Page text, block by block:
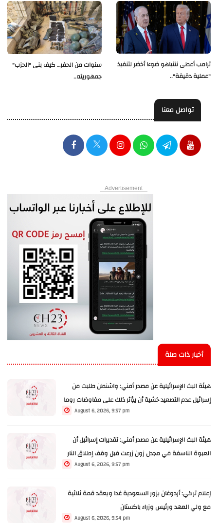
سنوات من الحفر… كيف بنى "الحزب"
جمهوريته..
ترامب أعطى نتنياهو ضوءا أخضر لتنفيذ
"عملية دقيقة"..
تواصل معنا
Advertisement
أخبار ذات صلة
هيئة البث الإسرائيلية عن مصدر أمني: واشنطن طلبت من
إسرائيل عدم التصعيد خشية أن يؤثر ذلك على مفاوضات روما
August 6, 2026, 9:57 pm
هيئة البث الإسرائيلية عن مصدر أمني: تقديرات إسرائيل أن
العبوة الناسفة في مجدل زون زرعت قبل وقف إطلاق النار
August 6, 2026, 9:57 pm
إعلام تركي: أردوغان يزور السعودية غدا ويعقد قمة ثلاثية
مع ولي العهد ورئيس وزراء باكستان
August 6, 2026, 9:54 pm